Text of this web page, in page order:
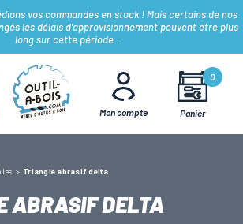
vos commandes en stock ! Mais certains de nos
les délais d'approvisionnement peuvent être plus
long sur cette période .
Mon compte Panier
0
MÈCHES, FRAISES & FORETS
LAMES & DISQUES
CONSOMMABLES
Triangle abrasif delta
ABRASIF DELTA